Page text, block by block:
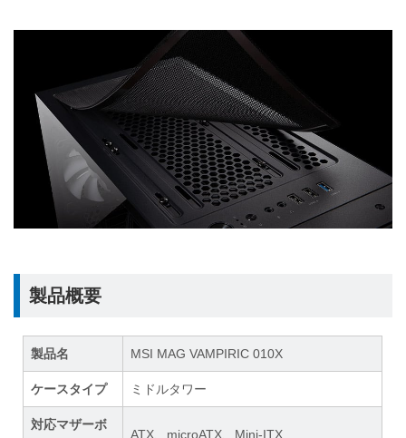
製品概要
製品名 MSI MAG VAMPIRIC 010X
ケースタイプ ミドルタワー
対応マザーボ
ATX、microATX、Mini-ITX